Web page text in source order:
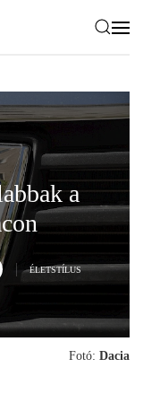
a
ÉLETSTÍLUS
Fotó: Dacia